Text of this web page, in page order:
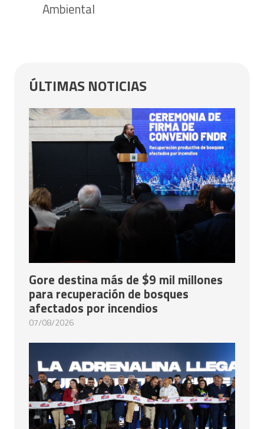
Ambiental
ÚLTIMAS NOTICIAS
Gore destina más de $9 mil millones
para recuperación de bosques
afectados por incendios
07/08/2026